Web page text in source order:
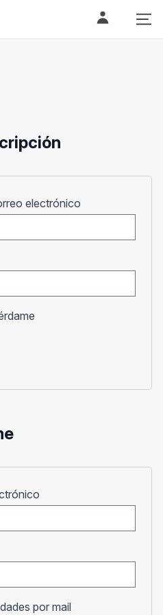
electrónico
por mail